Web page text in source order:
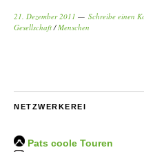
21. Dezember 2011
Schreibe einen
Gesellschaft /Menschen
NETZWERKEREI
Pats coole Touren